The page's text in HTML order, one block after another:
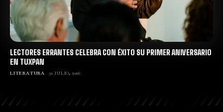
LECTORES ERRANTES CELEBRA CON ÉXITO SU PRIMER ANIVERSARIO
EN TUXPAN
LITERATURA 31 JULIO, 2026